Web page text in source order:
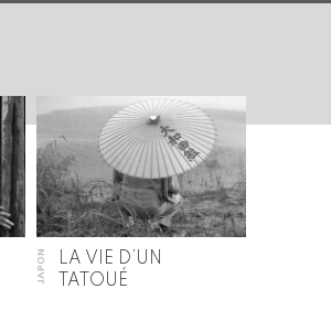
JAPON
LA VIE D’UN
TATOUÉ